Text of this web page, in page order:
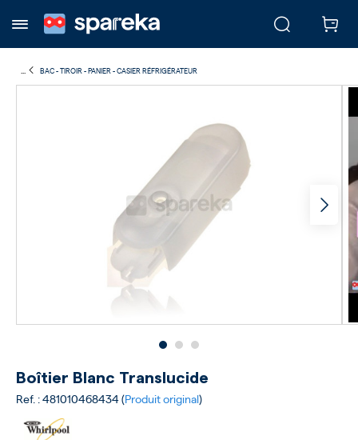
BAC - TIROIR - PANIER - CASIER RÉFRIGÉRATEUR
Boîtier Blanc Translucide
Ref. : 481010468434 (Produit original)